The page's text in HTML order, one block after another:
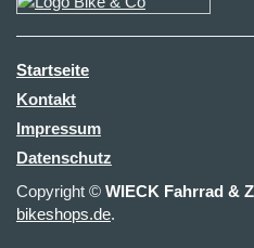
Startseite
Kontakt
Impressum
Datenschutz
Copyright © WIECK Fahrrad &
bikeshops.de.